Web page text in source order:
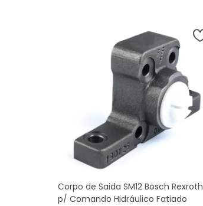
Corpo de Saida SM12 Bosch Rexroth
p/ Comando Hidráulico Fatiado